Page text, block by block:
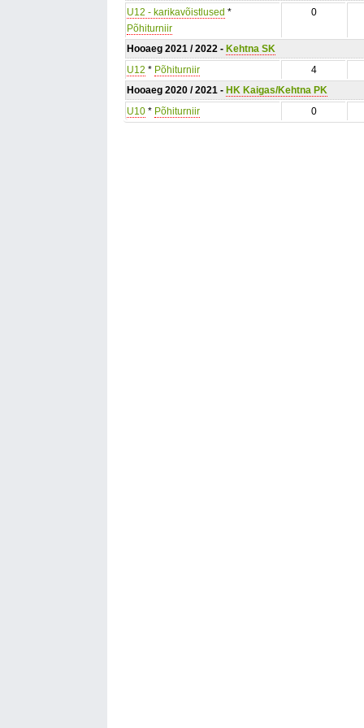
U12 - karikavõistlused *
Põhiturniir
0
Hooaeg 2021 / 2022 - Kehtna SK
U12 * Põhiturniir 4
Hooaeg 2020 / 2021 - HK Kaigas/Kehtna PK
U10 * Põhiturniir 0